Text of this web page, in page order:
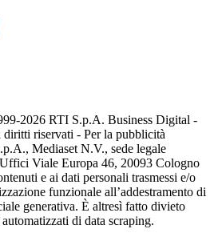
2026 RTI S.p.A. Business Digital -
riservati - Per la pubblicità
Mediaset N.V., sede legale
Viale Europa 46, 20093 Cologno
e ai dati personali trasmessi e/o
funzionale all’addestramento di
generativa. È altresì fatto divieto
di data scraping.